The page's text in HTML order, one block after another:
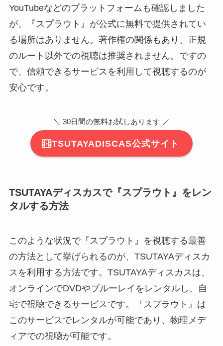
YouTubeなどのプラットフォームも確認しました
が、『スプラウト』が公式に無料で提供されてい
る場所はありません。著作権の関係もあり、正規
のルート以外での視聴は推奨されません。ですの
で、信頼できるサービスを利用して視聴するのが
安心です。
＼ 30日間の無料お試しあります ／
TSUTAYADISCAS公式サイト
TSUTAYAディスカスで『スプラウト』をレン
タルする方法
このような状況で『スプラウト』を視聴する最善
の方法として挙げられるのが、TSUTAYAディスカ
スを利用する方法です。TSUTAYAディスカスは、
オンラインでDVDやブルーレイをレンタルし、自
宅で視聴できるサービスです。『スプラウト』は
このサービスでレンタルが可能であり、物理メデ
ィアでの視聴が可能です。